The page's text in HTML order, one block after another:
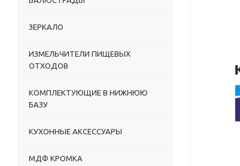
ЗЕРКАЛО
ИЗМЕЛЬЧИТЕЛИ ПИЩЕВЫХ
ОТХОДОВ
КОМПЛЕКТУЮЩИЕ В НИЖНЮЮ
БАЗУ
КУХОННЫЕ АКСЕССУАРЫ
МДФ КРОМКА